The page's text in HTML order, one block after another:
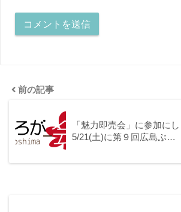
前の記事
「魅力即売会」に参加に
5/21(土)に第９回広島ぶ…